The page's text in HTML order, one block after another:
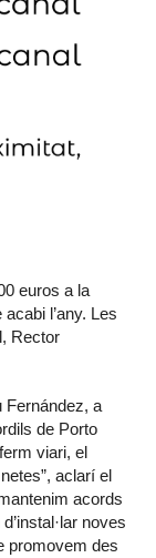
euros a la
l’any. Les
Rector
Fernández, a
de Porto
viari, el
aclarí el
acords
noves
promovem des